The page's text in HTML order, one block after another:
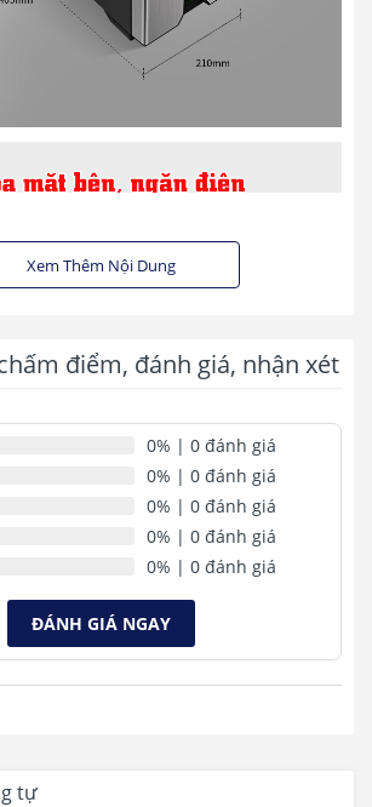
Xem Thêm Nội Dung
điểm, đánh giá, nhận xét
0% | 0 đánh giá
0% | 0 đánh giá
0% | 0 đánh giá
0% | 0 đánh giá
0% | 0 đánh giá
ĐÁNH GIÁ NGAY
tự